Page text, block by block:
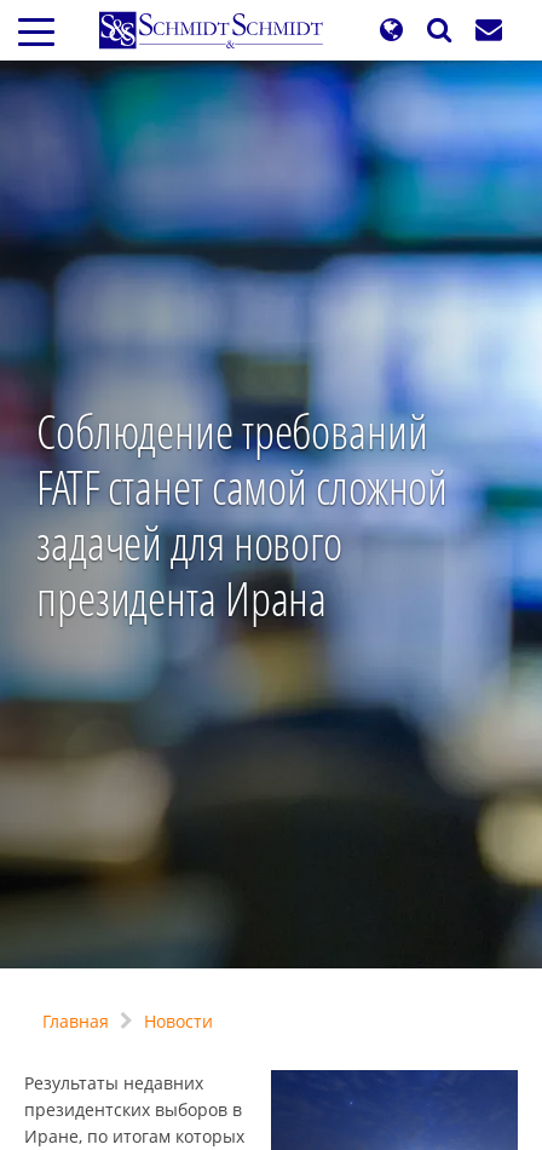
Перейти
основному
содержанию
Соблюдение требований
FATF станет самой сложной
задачей для нового
президента Ирана
Главная Новости
Результаты недавних
президентских выборов в
Иране, по итогам которых